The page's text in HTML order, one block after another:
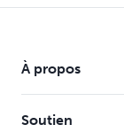
À propos
Soutien